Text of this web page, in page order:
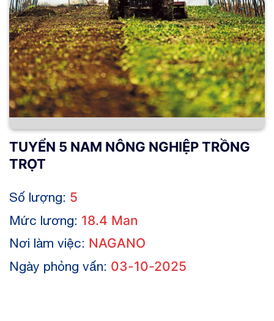
TUYỂN 5 NAM NÔNG NGHIỆP TRỒNG
TRỌT
Số lượng: 5
Mức lương: 18.4 Man
Nơi làm việc: NAGANO
Ngày phỏng vấn: 03-10-2025